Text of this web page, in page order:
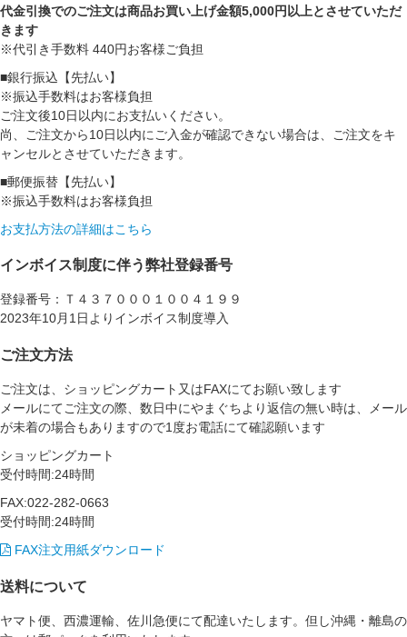
代金引換でのご注文は商品お買い上げ金額5,000円以上とさせていただ
きます
※代引き手数料 440円お客様ご負担
■銀行振込【先払い】
※振込手数料はお客様負担
ご注文後10日以内にお支払いください。
尚、ご注文から10日以内にご入金が確認できない場合は、ご注文をキ
ャンセルとさせていただきます。
■郵便振替【先払い】
※振込手数料はお客様負担
お支払方法の詳細はこちら
インボイス制度に伴う弊社登録番号
登録番号：Ｔ４３７０００１００４１９９
2023年10月1日よりインボイス制度導入
ご注文方法
ご注文は、ショッピングカート又はFAXにてお願い致します
メールにてご注文の際、数日中にやまぐちより返信の無い時は、メール
が未着の場合もありますので1度お電話にて確認願います
ショッピングカート
受付時間:24時間
FAX:022-282-0663
受付時間:24時間
FAX注文用紙ダウンロード
送料について
ヤマト便、西濃運輸、佐川急便にて配達いたします。但し沖縄・離島の